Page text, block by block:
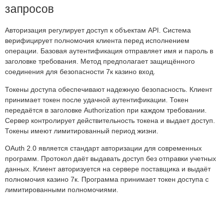
запросов
Авторизация регулирует доступ к объектам API. Система
верифицирует полномочия клиента перед исполнением
операции. Базовая аутентификация отправляет имя и пароль в
заголовке требования. Метод предполагает защищённого
соединения для безопасности 7к казино вход.
Токены доступа обеспечивают надежную безопасность. Клиент
принимает токен после удачной аутентификации. Токен
передаётся в заголовке Authorization при каждом требовании.
Сервер контролирует действительность токена и выдает доступ.
Токены имеют лимитированный период жизни.
OAuth 2.0 является стандарт авторизации для современных
программ. Протокол даёт выдавать доступ без отправки учетных
данных. Клиент авторизуется на сервере поставщика и выдаёт
полномочия казино 7к. Программа принимает токен доступа с
лимитированными полномочиями.